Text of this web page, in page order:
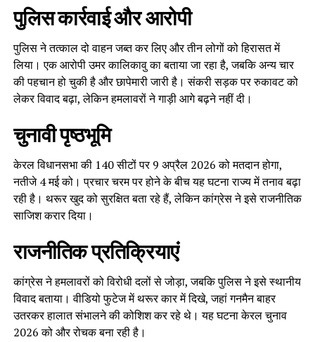
पुलिस कार्रवाई और आरोपी
पुलिस ने तत्काल दो वाहन जब्त कर लिए और तीन लोगों को हिरासत में
लिया। एक आरोपी उमर कालिकावु का बताया जा रहा है, जबकि अन्य चार
की पहचान हो चुकी है और छापेमारी जारी है। संकरी सड़क पर रुकावट को
लेकर विवाद बढ़ा, लेकिन हमलावरों ने गाड़ी आगे बढ़ने नहीं दी।
चुनावी पृष्ठभूमि
केरल विधानसभा की 140 सीटों पर 9 अप्रैल 2026 को मतदान होगा,
नतीजे 4 मई को। प्रचार चरम पर होने के बीच यह घटना राज्य में तनाव बढ़ा
रही है। थरूर खुद को सुरक्षित बता रहे हैं, लेकिन कांग्रेस ने इसे राजनीतिक
साजिश करार दिया।
राजनीतिक प्रतिक्रियाएं
कांग्रेस ने हमलावरों को विरोधी दलों से जोड़ा, जबकि पुलिस ने इसे स्थानीय
विवाद बताया। वीडियो फुटेज में थरूर कार में दिखे, जहां गनमैन बाहर
उतरकर हालात संभालने की कोशिश कर रहे थे। यह घटना केरल चुनाव
2026 को और रोचक बना रही है।